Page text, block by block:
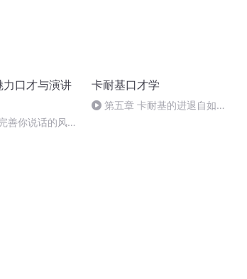
力口才与演讲
善你说话的风格
卡耐基口才学
第五章 卡耐基的进退自如术